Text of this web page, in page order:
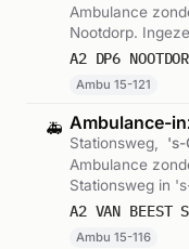
Ambulance
Nootdorp.
om 15:25.
Ambu 15-121
🚑 Ambulance-
Stationsweg,
's-
Ambulance
Stationsweg in
Ambu 15-116.
Ambu 15-116